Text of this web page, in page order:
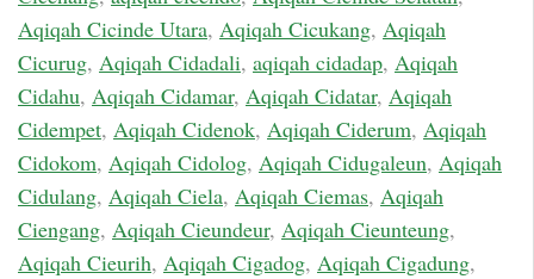
Aqiqah Cicinde Utara, Aqiqah Cicukang, Aqiqah
Cicurug, Aqiqah Cidadali, aqiqah cidadap, Aqiqah
Cidahu, Aqiqah Cidamar, Aqiqah Cidatar, Aqiqah
Cidempet, Aqiqah Cidenok, Aqiqah Ciderum, Aqiqah
Cidokom, Aqiqah Cidolog, Aqiqah Cidugaleun, Aqiqah
Cidulang, Aqiqah Ciela, Aqiqah Ciemas, Aqiqah
Ciengang, Aqiqah Cieundeur, Aqiqah Cieunteung,
Aqiqah Cieurih, Aqiqah Cigadog, Aqiqah Cigadung,